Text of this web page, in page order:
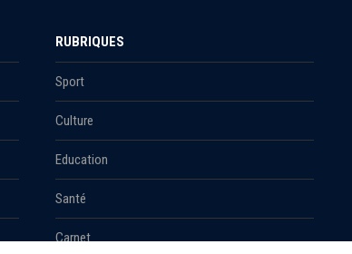
RUBRIQUES
Sport
Culture
Education
Santé
Carnet